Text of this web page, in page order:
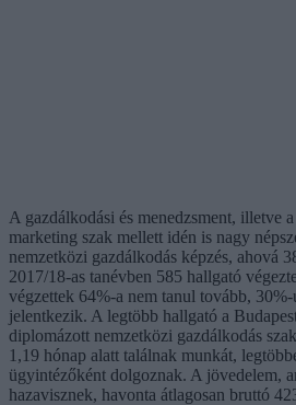
A gazdálkodási és menedzsment, illetve
marketing szak mellett idén is nagy
nemzetközi gazdálkodás képzés, ahová
2017/18-as tanévben 585 hallgató
végzettek 64%-a nem tanul tovább,
jelentkezik. A legtöbb hallgató a
diplomázott nemzetközi gazdálkodás
1,19 hónap alatt találnak munkát,
ügyintézőként dolgoznak. A jövedelem,
hazavisznek, havonta átlagosan bruttó